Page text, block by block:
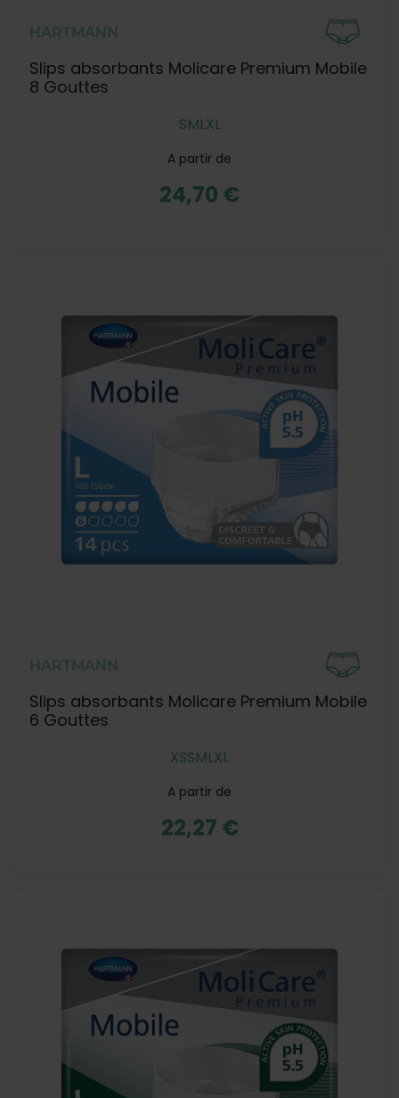
HARTMANN
Slips absorbants Molicare Premium Mobile
8 Gouttes
SMLXL
A partir de
24,70 €
HARTMANN
Slips absorbants Molicare Premium Mobile
6 Gouttes
XSSMLXL
A partir de
22,27 €